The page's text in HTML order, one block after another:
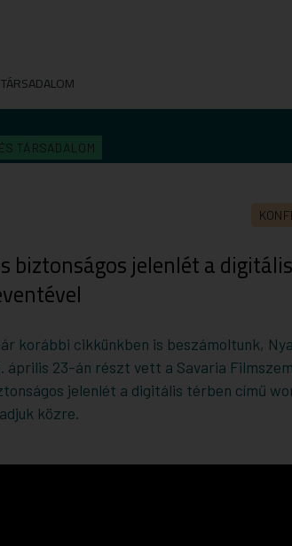
TÁRSADALOM
biztonságos jelenlét a
korábbi cikkünkben is beszámoltunk,
április 23-án részt vett a Savaria
jelenlét a digitális térben című
közre.